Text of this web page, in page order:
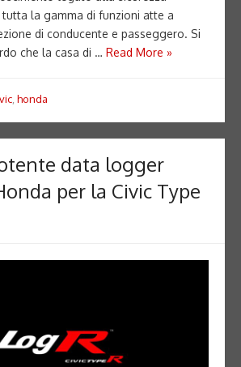
la gamma di funzioni atte a
di conducente e passeggero. Si
che la casa di … Read More »
, honda
data logger
per la Civic Type